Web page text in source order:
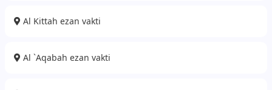
Al Kittah ezan vakti
Al `Aqabah ezan vakti